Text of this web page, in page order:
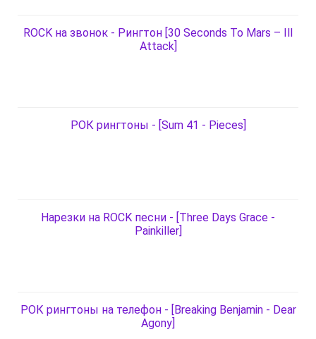
ROCK на звонок - Рингтон [30 Seconds To Mars – Ill
Attack]
РОК рингтоны - [Sum 41 - Pieces]
Нарезки на ROCK песни - [Three Days Grace -
Painkiller]
РОК рингтоны на телефон - [Breaking Benjamin - Dear
Agony]